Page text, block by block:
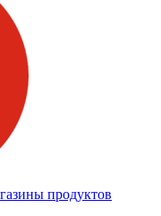
продуктов